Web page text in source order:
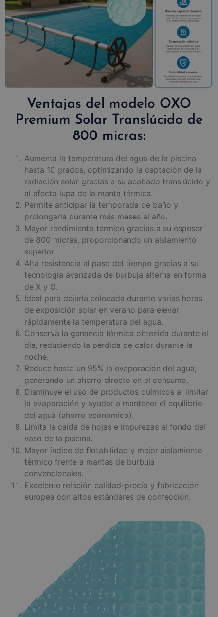
Ventajas del modelo OXO
Premium Solar Translúcido de
800 micras:
Aumenta la temperatura del agua de la piscina
hasta 10 grados, optimizando la captación de la
radiación solar gracias a su acabado translúcido y
al efecto lupa de la manta térmica.
Permite anticipar la temporada de baño y
prolongarla durante más meses al año.
Mayor rendimiento térmico gracias a su espesor
de 800 micras, proporcionando un aislamiento
superior.
Alta resistencia al paso del tiempo gracias a su
tecnología avanzada de burbuja alterna en forma
de X y O.
Ideal para dejarla colocada durante varias horas
de exposición solar en verano para elevar
rápidamente la temperatura del agua.
Conserva la ganancia térmica obtenida durante el
día, reduciendo la pérdida de calor durante la
noche.
Reduce hasta un 95% la evaporación del agua,
generando un ahorro directo en el consumo.
Disminuye el uso de productos químicos al limitar
la evaporación y ayudar a mantener el equilibrio
del agua (ahorro económico).
Limita la caída de hojas e impurezas al fondo del
vaso de la piscina.
Mayor índice de flotabilidad y mejor aislamiento
térmico frente a mantas de burbuja
convencionales.
Excelente relación calidad-precio y fabricación
europea con altos estándares de confección.